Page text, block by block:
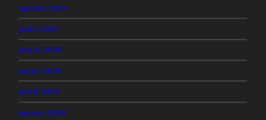
agosto 2009
julio 2009
junio 2009
mayo 2009
abril 2009
marzo 2009